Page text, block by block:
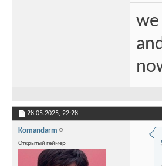
28.05.2025, 22:28
Komandarm
Открытый геймер